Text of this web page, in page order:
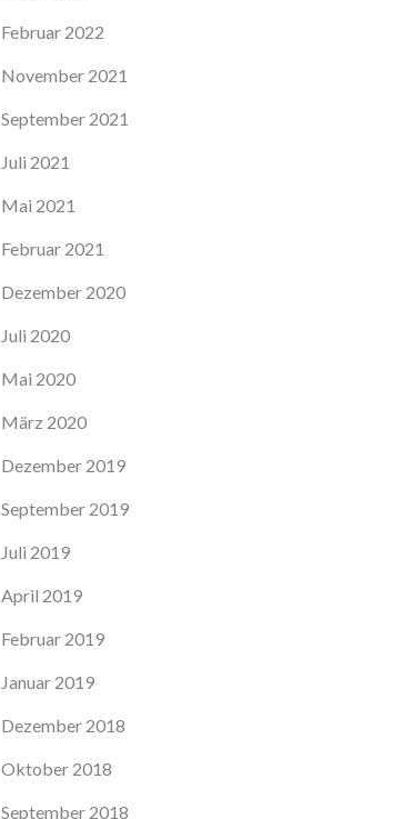
Februar 2022
November 2021
September 2021
Juli 2021
Mai 2021
Februar 2021
Dezember 2020
Juli 2020
Mai 2020
März 2020
Dezember 2019
September 2019
Juli 2019
April 2019
Februar 2019
Januar 2019
Dezember 2018
Oktober 2018
September 2018